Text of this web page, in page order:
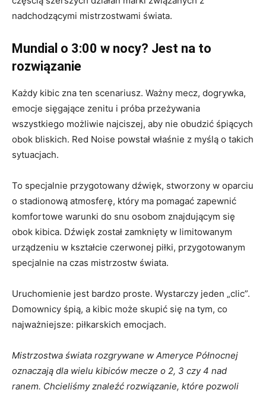
nadchodzącymi mistrzostwami świata.
Mundial o 3:00 w nocy? Jest na to
rozwiązanie
Każdy kibic zna ten scenariusz. Ważny mecz, dogrywka,
emocje sięgające zenitu i próba przeżywania
wszystkiego możliwie najciszej, aby nie obudzić śpiących
obok bliskich. Red Noise powstał właśnie z myślą o takich
sytuacjach.
To specjalnie przygotowany dźwięk, stworzony w oparciu
o stadionową atmosferę, który ma pomagać zapewnić
komfortowe warunki do snu osobom znajdującym się
obok kibica. Dźwięk został zamknięty w limitowanym
urządzeniu w kształcie czerwonej piłki, przygotowanym
specjalnie na czas mistrzostw świata.
Uruchomienie jest bardzo proste. Wystarczy jeden „clic”.
Domownicy śpią, a kibic może skupić się na tym, co
najważniejsze: piłkarskich emocjach.
Mistrzostwa świata rozgrywane w Ameryce Północnej
oznaczają dla wielu kibiców mecze o 2, 3 czy 4 nad
ranem. Chcieliśmy znaleźć rozwiązanie, które pozwoli